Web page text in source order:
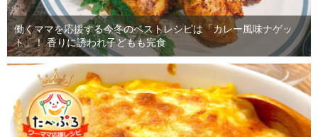
働くママを応援する今冬のベストレシピは「カレー風味ナゲッ
ト」！ 香りに誘われ子どもも完食